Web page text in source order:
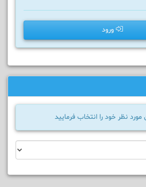
ورود
مورد نظر خود را انتخاب فرمایید